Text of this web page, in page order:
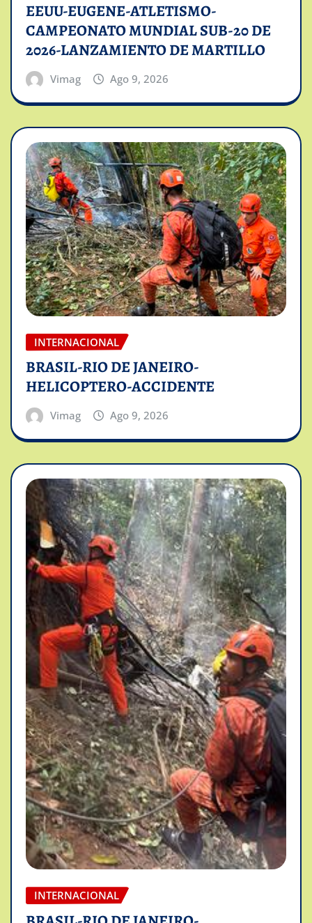
EEUU-EUGENE-ATLETISMO-
CAMPEONATO MUNDIAL SUB-20 DE
2026-LANZAMIENTO DE MARTILLO
Vimag Ago 9, 2026
INTERNACIONAL
BRASIL-RIO DE JANEIRO-
HELICOPTERO-ACCIDENTE
Vimag Ago 9, 2026
INTERNACIONAL